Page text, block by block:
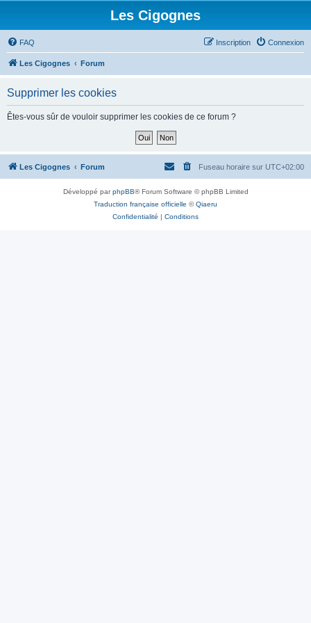
Les Cigognes
FAQ Connexion
Inscription
Les Cigognes Forum
Supprimer les cookies
Êtes-vous sûr de vouloir supprimer les cookies de ce forum ?
Les Cigognes Forum Fuseau horaire sur UTC+02:00
Développé parphpBB® Forum Software © phpBB Limited
Traduction française officielle ©Qiaeru
Confidentialité | Conditions